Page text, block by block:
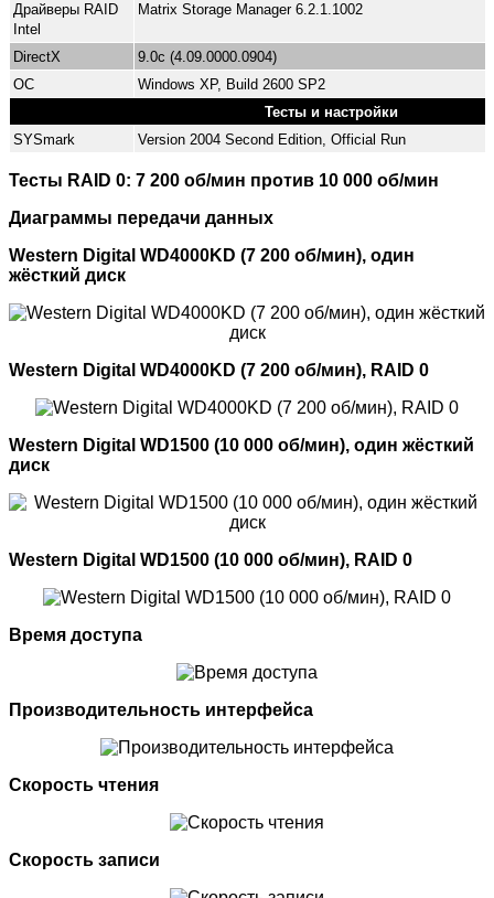
Драйверы RAID
Intel
Matrix Storage Manager 6.2.1.1002
DirectX
9.0c (4.09.0000.0904)
ОС
Windows XP, Build 2600 SP2
Тесты и настройки
SYSmark
Version 2004 Second Edition, Official Run
Тесты RAID 0: 7 200 об/мин против 10 000 об/мин
Диаграммы передачи данных
Western Digital WD4000KD (7 200 об/мин), один
жёсткий диск
Western Digital WD4000KD (7 200 об/мин), RAID 0
Western Digital WD1500 (10 000 об/мин), один жёсткий
диск
Western Digital WD1500 (10 000 об/мин), RAID 0
Время доступа
Производительность интерфейса
Скорость чтения
Скорость записи